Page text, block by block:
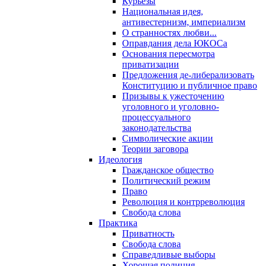
Национальная идея,
антивестернизм, империализм
О странностях любви...
Оправдания дела ЮКОСа
Основания пересмотра
приватизации
Предложения де-либерализовать
Конституцию и публичное право
Призывы к ужесточению
уголовного и уголовно-
процессуального
законодательства
Символические акции
Теории заговора
Идеология
Гражданское общество
Политический режим
Право
Революция и контрреволюция
Свобода слова
Практика
Приватность
Свобода слова
Справедливые выборы